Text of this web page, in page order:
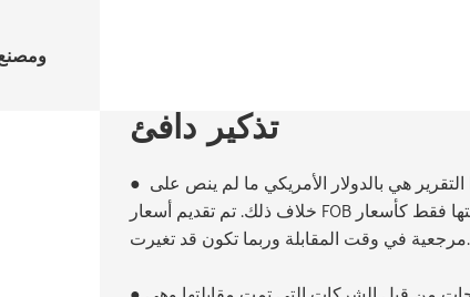
تذكير دافئ
● هي بالدولار الأمريكي ما لم ينص على
خلاف ذلك. تم تقديم أسعار FOB من قبل الشركات التي تمت مقابلتها فقط كأسعار
مرجعية في وقت المقابلة وربما تكون قد تغيرت.